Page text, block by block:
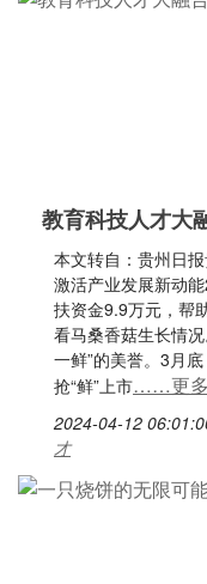
教育科技人才大
本文转自：贵州日
激活产业发展新动
扶资金9.9万元，帮
看马桑香菇生长情
一鲜”的美誉。3月
抢“鲜”上市……更多
2024-04-12
才